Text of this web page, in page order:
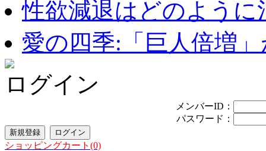
性欲減退はどのように
愛の四季:「巨人倍増
ログイン
メンバーID：
パスワード：
ショッピングカート(0)